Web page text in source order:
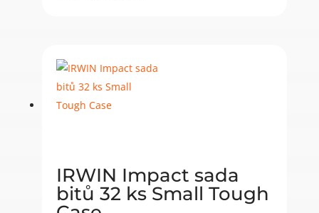
IRWIN Impact sada
bitů 32 ks Small Tough